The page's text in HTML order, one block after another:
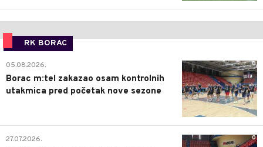
RK BORAC
0
05.08.2026.
Borac m:tel zakazao osam kontrolnih
utakmica pred početak nove sezone
0
27.07.2026.